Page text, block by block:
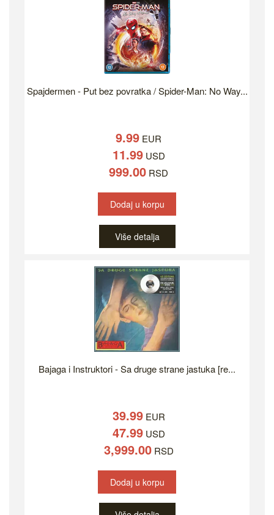
Spajdermen - Put bez povratka / Spider-Man: No Way...
9.99 EUR
11.99USD
999.00 RSD
Dodaj u korpu
Više detalja
Bajaga i Instruktori - Sa druge strane jastuka [re...
39.99EUR
47.99USD
3,999.00RSD
Dodaj u korpu